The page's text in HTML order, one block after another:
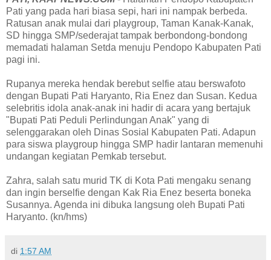
Pati yang pada hari biasa sepi, hari ini nampak berbeda.
Ratusan anak mulai dari playgroup, Taman Kanak-Kanak,
SD hingga SMP/sederajat tampak berbondong-bondong
memadati halaman Setda menuju Pendopo Kabupaten Pati
pagi ini.
Rupanya mereka hendak berebut selfie atau berswafoto
dengan Bupati Pati Haryanto, Ria Enez dan Susan. Kedua
selebritis idola anak-anak ini hadir di acara yang bertajuk
"Bupati Pati Peduli Perlindungan Anak" yang di
selenggarakan oleh Dinas Sosial Kabupaten Pati. Adapun
para siswa playgroup hingga SMP hadir lantaran memenuhi
undangan kegiatan Pemkab tersebut.
Zahra, salah satu murid TK di Kota Pati mengaku senang
dan ingin berselfie dengan Kak Ria Enez beserta boneka
Susannya. Agenda ini dibuka langsung oleh Bupati Pati
Haryanto. (kn/hms)
di 1:57 AM